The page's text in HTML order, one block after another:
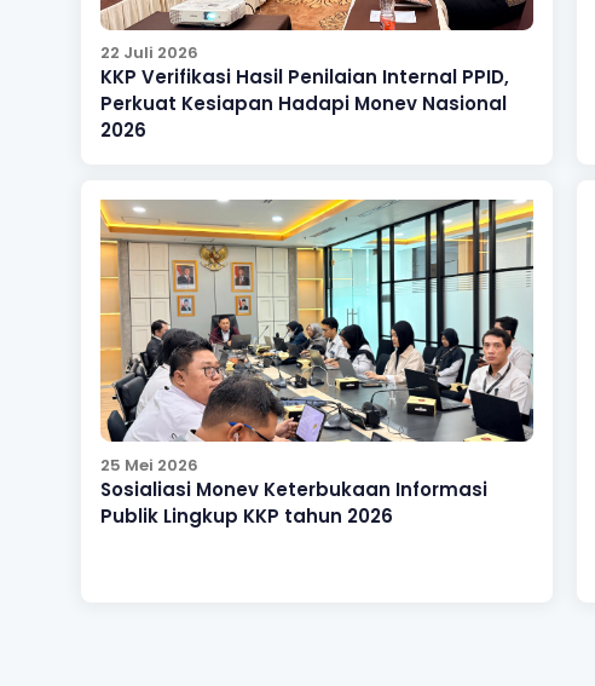
22 Juli 2026
KKP Verifikasi Hasil Penilaian Internal PPID,
Perkuat Kesiapan Hadapi Monev Nasional
2026
25 Mei 2026
Sosialiasi Monev Keterbukaan Informasi
Publik Lingkup KKP tahun 2026